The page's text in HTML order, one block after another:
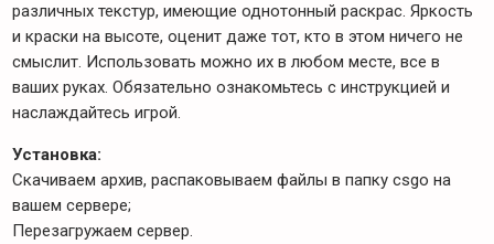
различных текстур, имеющие однотонный раскрас. Яркость
и краски на высоте, оценит даже тот, кто в этом ничего не
смыслит. Использовать можно их в любом месте, все в
ваших руках. Обязательно ознакомьтесь с инструкцией и
наслаждайтесь игрой.
Установка:
Скачиваем архив, распаковываем файлы в папку csgo на
вашем сервере;
Перезагружаем сервер.